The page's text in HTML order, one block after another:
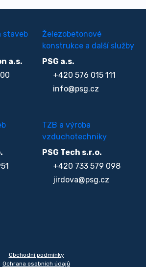
staveb
a.s.
Železobetonové
konstrukce a další služby
PSG a.s.
+420 576 015 111
info@psg.cz
TZB a výroba
vzduchotechniky
PSG Tech s.r.o.
+420 733 579 098
jirdova@psg.cz
Obchodní podmínky
Ochrana osobních údajů